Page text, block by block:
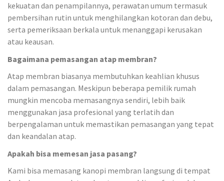
kekuatan dan penampilannya, perawatan umum termasuk
pembersihan rutin untuk menghilangkan kotoran dan debu,
serta pemeriksaan berkala untuk menanggapi kerusakan
atau keausan.
Bagaimana pemasangan atap membran?
Atap membran biasanya membutuhkan keahlian khusus
dalam pemasangan. Meskipun beberapa pemilik rumah
mungkin mencoba memasangnya sendiri, lebih baik
menggunakan jasa profesional yang terlatih dan
berpengalaman untuk memastikan pemasangan yang tepat
dan keandalan atap.
Apakah bisa memesan jasa pasang?
Kami bisa memasang kanopi membran langsung di tempat